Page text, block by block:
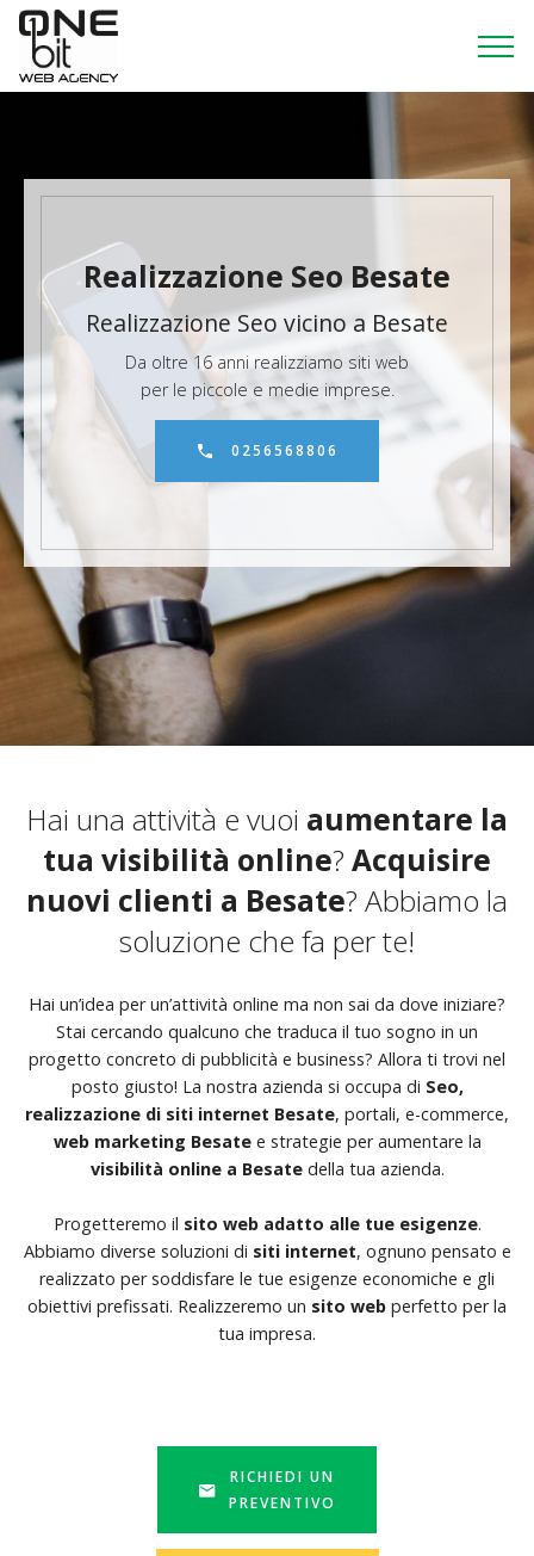
Realizzazione Seo Besate
Realizzazione Seo vicino a Besate
Da oltre 16 anni realizziamo siti web
per le piccole e medie imprese.
0256568806
Hai una attività e vuoi aumentare la
tua visibilità online? Acquisire
nuovi clienti a Besate? Abbiamo la
soluzione che fa per te!
Hai un’idea per un’attività online ma non sai da dove iniziare?
Stai cercando qualcuno che traduca il tuo sogno in un
progetto concreto di pubblicità e business? Allora ti trovi nel
posto giusto! La nostra azienda si occupa di Seo,
realizzazione di siti internet Besate, portali, e-commerce,
web marketing Besatee strategie per aumentare la
visibilità online a Besate della tua azienda.
Progetteremo il sito web adatto alle tue esigenze.
Abbiamo diverse soluzioni di siti internet, ognuno pensato e
realizzato per soddisfare le tue esigenze economiche e gli
obiettivi prefissati. Realizzeremo un sito web perfetto per la
tua impresa.
RICHIEDI UN
PREVENTIVO